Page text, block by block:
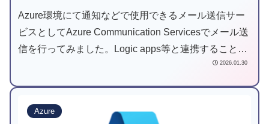
Azure環境にて通知などで使用できるメール送信サー
ビスとしてAzure Communication Servicesでメール送
信を行ってみました。Logic apps等と連携することも
できるサービスで、色々なサービスからメール送信が
2026.01.30
Azure